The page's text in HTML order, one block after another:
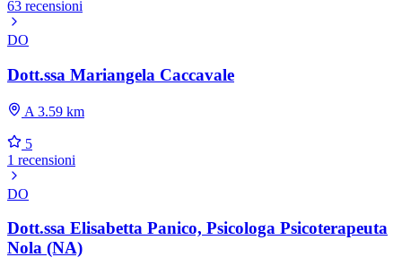
63 recensioni
DO
Dott.ssa Mariangela Caccavale
A 3.59 km
5
1 recensioni
DO
Dott.ssa Elisabetta Panico, Psicologa Psicoterapeuta
Nola (NA)